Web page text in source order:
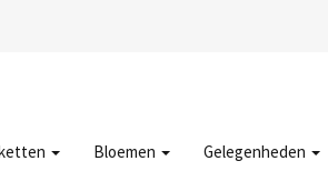
Bloemen Gelegenheden